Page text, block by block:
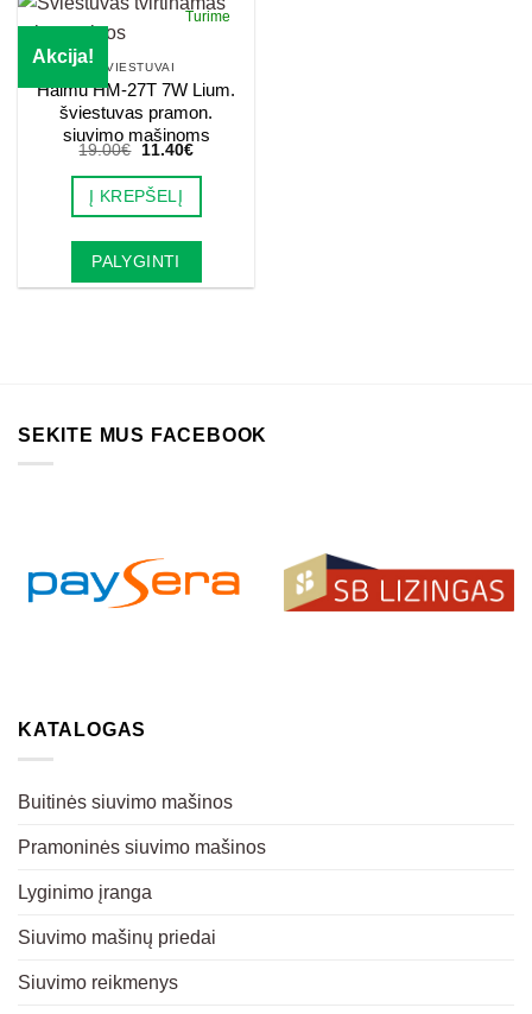
Akcija!
Turime
ŠVIESTUVAI
Haimu HM-27T 7W Lium.
šviestuvas pramon.
siuvimo mašinoms
19.00€
Original
was:
19.00€.
11.40€Current
is:
Į KREPŠELĮ
PALYGINTI
SEKITE MUS FACEBOOK
KATALOGAS
Buitinės siuvimo mašinos
Pramoninės siuvimo mašinos
Lyginimo įranga
Siuvimo mašinų priedai
Siuvimo reikmenys